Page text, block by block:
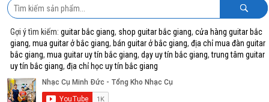
Gợi ý tìm kiếm:guitar bắc giang, shop guitar bắc giang,cửa hàng guitar bắc
giang,mua guitar ở bắc giang, bán guitar ở bắc giang,địa chỉ mua đàn guitar
bắc giang,mua guitar uy tín bắc giang,dạy uy tín bắc giang,trung tâm guitar
uy tín bắc giang,địa chỉ học uy tín bắc giang